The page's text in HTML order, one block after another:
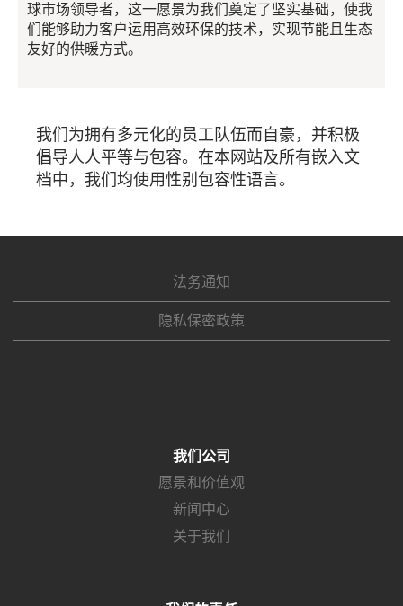
球市场领导者，这一愿景为我们奠定了坚实基础，使我
们能够助力客户运用高效环保的技术，实现节能且生态
友好的供暖方式。
我们为拥有多元化的员工队伍而自豪，并积极
倡导人人平等与包容。在本网站及所有嵌入文
档中，我们均使用性别包容性语言。
法务通知
隐私保密政策
我们公司
愿景和价值观
新闻中心
关于我们